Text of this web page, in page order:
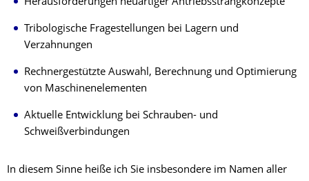
Herausforderungen neuartiger Antriebsstrangkonzepte
Tribologische Fragestellungen bei Lagern und
Verzahnungen
Rechnergestützte Auswahl, Berechnung und Optimierung
von Maschinenelementen
Aktuelle Entwicklung bei Schrauben- und
Schweißverbindungen
In diesem Sinne heiße ich Sie insbesondere im Namen aller